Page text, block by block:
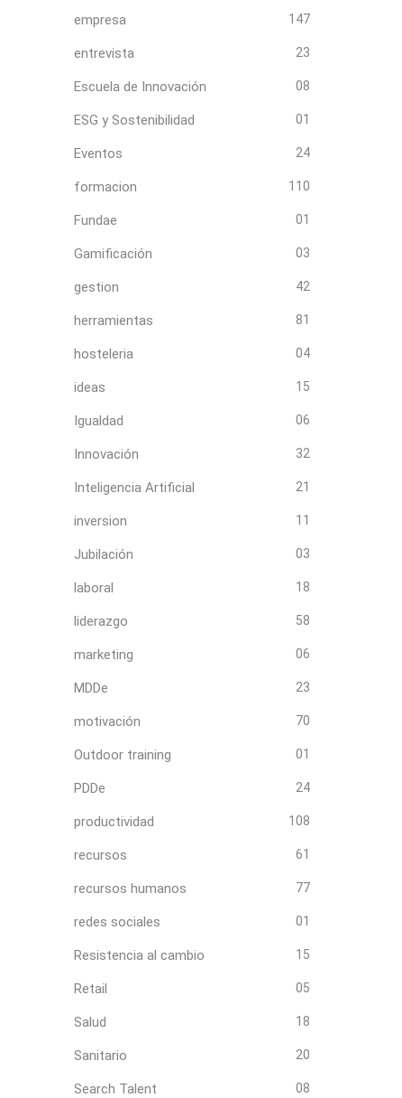
empresa 147
entrevista 23
Escuela de Innovación 08
ESG y Sostenibilidad 01
Eventos 24
formacion 110
Fundae 01
Gamificación 03
gestion 42
herramientas 81
hosteleria 04
ideas 15
Igualdad 06
Innovación 32
Inteligencia Artificial 21
inversion 11
Jubilación 03
laboral 18
liderazgo 58
marketing 06
MDDe 23
motivación 70
Outdoor training 01
PDDe 24
productividad 108
recursos 61
recursos humanos 77
redes sociales 01
Resistencia al cambio 15
Retail 05
Salud 18
Sanitario 20
Search Talent 08